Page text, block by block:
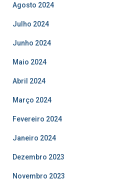
Agosto 2024
Julho 2024
Junho 2024
Maio 2024
Abril 2024
Março 2024
Fevereiro 2024
Janeiro 2024
Dezembro 2023
Novembro 2023